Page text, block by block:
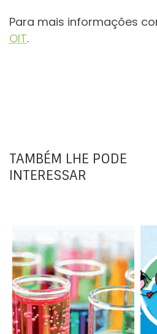
Para mais informações
OIT.
TAMBÉM LHE PODE
INTERESSAR